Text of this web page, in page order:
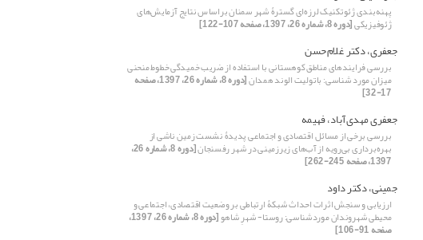
پهنه‌بندی ژئوتکنیک لرزه‌ای گسترۀ شهر سمنان براساس نتایج آزمایش‌های
ژئوفیزیکی[دوره 8، شماره 26، 1397، صفحه 107-122]
جعفری، دکتر غلام‌حسن
بررسی فرایندهای مناطق کوهستانی با استفاده از ضریب خمیدگی خطوط منحنی
میزان مورد شناسی: باتولیت الوند همدان [دوره 8، شماره 26، 1397، صفحه
17-32]
جعفری مهدی‌آباد، فهیمه
بررسی برخی از مسائل اقتصادی و اجتماعی پدیدۀ نشست زمین ناشی از
بهره‌‌برداری بی‌‌رویه از آب‌‌‌های زیرزمینی در شهر رفسنجان [دوره 8، شماره 26،
1397، صفحه 245-262]
جمینی، دکتر داود
ارزیابی و سنجش اثرات احداث شبکۀ ارتباطی بر وضعیت اقتصادی، اجتماعی و
محیطی شهروندان موردشناسی: روستا- شهرِ شاهو [دوره 8، شماره 26، 1397،
صفحه 91-106]